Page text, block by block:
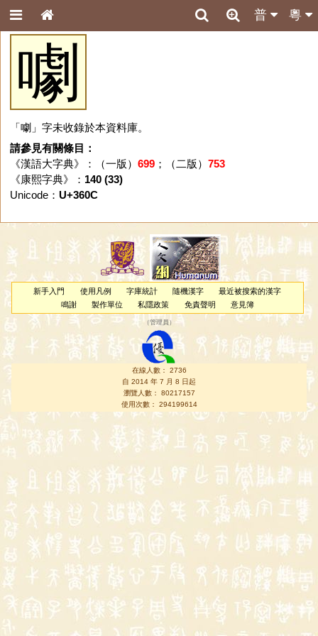
粵
普
㘌
「㘌」字未收錄於本資料庫。
請參見有關條目：
《漢語大字典》：（一版） 699；（二版） 753
《康熙字典》： 140 (33)
Unicode： U+360C
新手入門 使用凡例 字庫統計 隨機漢字
最近被搜索的漢字
鳴謝
製作單位 私隱政策 免責聲明 意見簿
（管理員 ）
在線人數： 2736
自 2014 年 7 月 8 日起
瀏覽人數： 80217157
使用次數： 294199614